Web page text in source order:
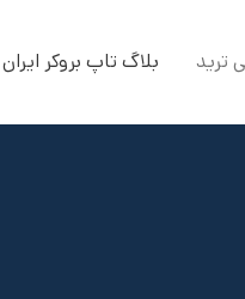
ترید بلاگ تاپ بروکر ایران